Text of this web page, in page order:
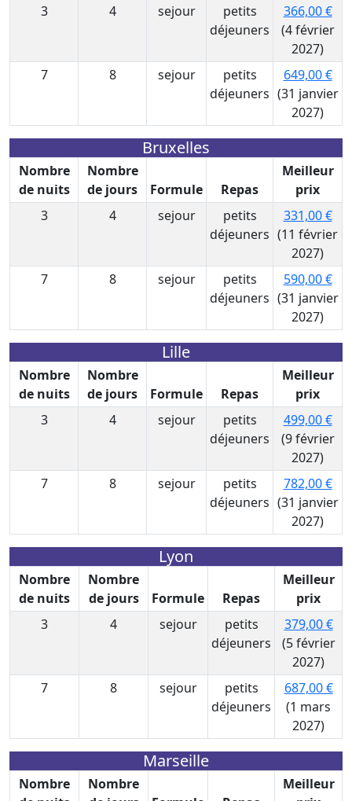
3
4 sejour
petits
déjeuners
366,00 €
(4 février
2027)
7
8 sejour
petits
déjeuners
649,00 €
(31 janvier
2027)
Bruxelles
Nombre
de nuits
Nombre
de jours
Formule Repas
Meilleur
prix
3
4 sejour
petits
déjeuners
331,00 €
(11 février
2027)
7
8 sejour
petits
déjeuners
590,00 €
(31 janvier
2027)
Lille
Nombre
de nuits
Nombre
de jours
Formule Repas
Meilleur
prix
3
4 sejour
petits
déjeuners
499,00 €
(9 février
2027)
7
8 sejour
petits
déjeuners
782,00 €
(31 janvier
2027)
Lyon
Nombre
de nuits
Nombre
de jours
Formule Repas
Meilleur
prix
3
4 sejour
petits
déjeuners
379,00 €
(5 février
2027)
7
8 sejour
petits
déjeuners
687,00 €
(1 mars
2027)
Marseille
Nombre
Nombre
Meilleur